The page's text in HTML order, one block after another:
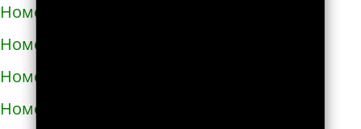
Номера телефонов такси в Малой Виске
Номера телефонов такси в Малине
Номера телефонов такси в Марганце
Номера телефонов такси в Мелитополе